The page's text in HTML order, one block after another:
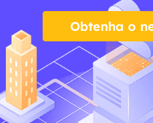
Obtenha o